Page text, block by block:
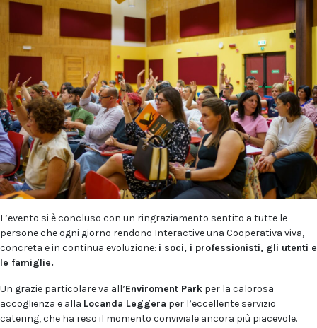
L’evento si è concluso con un ringraziamento sentito a tutte le
persone che ogni giorno rendono Interactive una Cooperativa viva,
concreta e in continua evoluzione: i soci, i professionisti, gli utenti e
le famiglie.
Un grazie particolare va all’Enviroment Park per la calorosa
accoglienza e alla Locanda Leggera per l’eccellente servizio
catering, che ha reso il momento conviviale ancora più piacevole.